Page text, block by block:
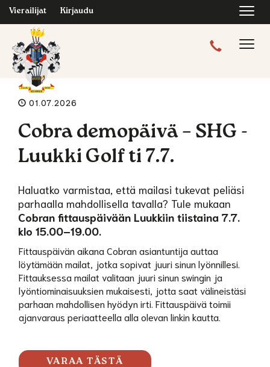
Vierailijat Kirjaudu
01.07.2026
Cobra demopäivä – SHG -
Luukki Golf ti 7.7.
Haluatko varmistaa, että mailasi tukevat peliäsi
parhaalla mahdollisella tavalla? Tule mukaan
Cobran fittauspäivään Luukkiin tiistaina 7.7.
klo 15.00–19.00.
Fittauspäivän aikana Cobran asiantuntija auttaa
löytämään mailat, jotka sopivat juuri sinun lyönnillesi.
Fittauksessa mailat valitaan juuri sinun swingin ja
lyöntiominaisuuksien mukaisesti, jotta saat välineistäsi
parhaan mahdollisen hyödyn irti. Fittauspäivä toimii
ajanvaraus periaatteella alla olevan linkin kautta.
VARAA TÄSTÄ